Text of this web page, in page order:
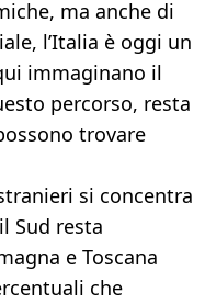
ma anche di
l’Italia è oggi un
immaginano il
percorso, resta
trovare
si concentra
Sud resta
e Toscana
che